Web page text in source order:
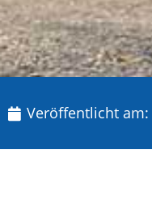
Veröffentlicht am: